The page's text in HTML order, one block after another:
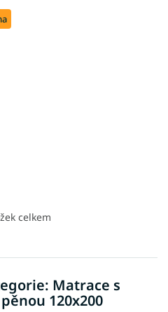
O
á
a
c
celkem
Matrace s
120x200